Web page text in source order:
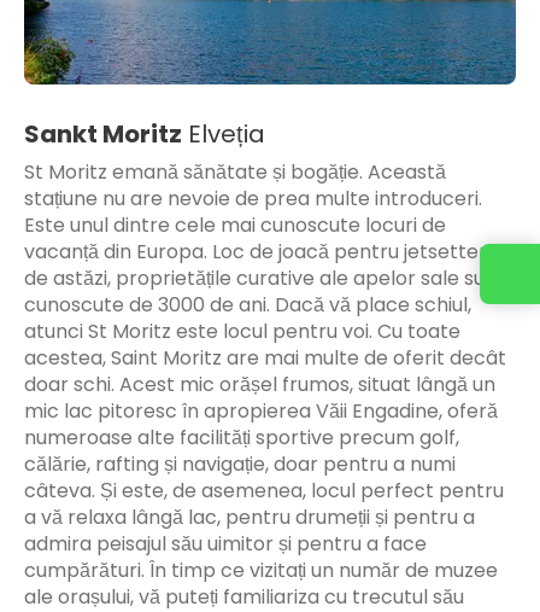
Sankt Moritz Elveția
St Moritz emană sănătate și bogăție. Această
stațiune nu are nevoie de prea multe introduceri.
Este unul dintre cele mai cunoscute locuri de
vacanță din Europa. Loc de joacă pentru jetsetterii
de astăzi, proprietățile curative ale apelor sale sunt
cunoscute de 3000 de ani. Dacă vă place schiul,
atunci St Moritz este locul pentru voi. Cu toate
acestea, Saint Moritz are mai multe de oferit decât
doar schi. Acest mic orășel frumos, situat lângă un
mic lac pitoresc în apropierea Văii Engadine, oferă
numeroase alte facilități sportive precum golf,
călărie, rafting și navigație, doar pentru a numi
câteva. Și este, de asemenea, locul perfect pentru
a vă relaxa lângă lac, pentru drumeții și pentru a
admira peisajul său uimitor și pentru a face
cumpărături. În timp ce vizitați un număr de muzee
ale orașului, vă puteți familiariza cu trecutul său